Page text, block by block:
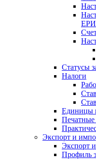
Статусы
Налоги
Единицы
Экспорт и
Экспорт
Профиль